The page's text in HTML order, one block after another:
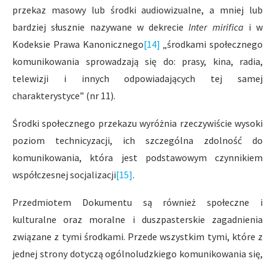
przekaz masowy lub środki audiowizualne, a mniej lub
bardziej słusznie nazywane w dekrecieInter mirifica i w
Kodeksie Prawa Kanonicznego[14] „środkami społecznego
komunikowania sprowadzają się do: prasy, kina, radia,
telewizji i innych odpowiadających tej samej
charakterystyce” (nr 11).
Środki społecznego przekazu wyróżnia rzeczywiście wysoki
poziom technicyzacji, ich szczególna zdolność do
komunikowania, która jest podstawowym czynnikiem
współczesnej socjalizacji[15].
Przedmiotem Dokumentu są również społeczne i
kulturalne oraz moralne i duszpasterskie zagadnienia
związane z tymi środkami. Przede wszystkim tymi, które z
jednej strony dotyczą ogólnoludzkiego komunikowania się,